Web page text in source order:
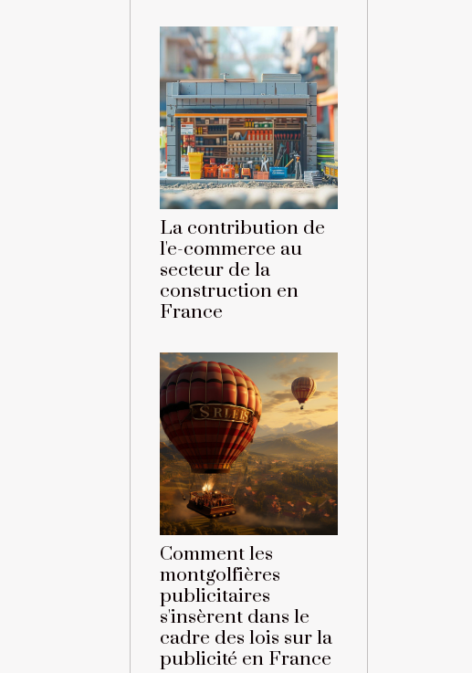
La contribution de
l'e-commerce au
secteur de la
construction en
France
Comment les
montgolfières
publicitaires
s'insèrent dans le
cadre des lois sur la
publicité en France